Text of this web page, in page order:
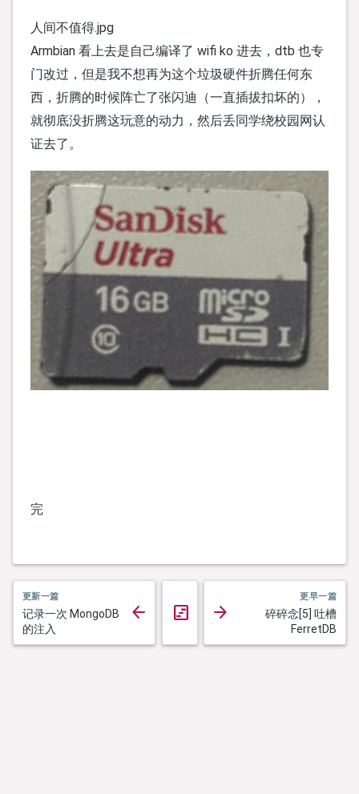
人间不值得.jpg
Armbian 看上去是自己编译了 wifi ko 进去，dtb 也专
门改过，但是我不想再为这个垃圾硬件折腾任何东
西，折腾的时候阵亡了张闪迪（一直插拔扣坏的），
就彻底没折腾这玩意的动力，然后丢同学绕校园网认
证去了。
完
更新一篇
记录一次 MongoDB
的注入
arrow_back view_timeline返回时间线
更早一篇
碎碎念[5] 吐槽
FerretDB
arrow_forward